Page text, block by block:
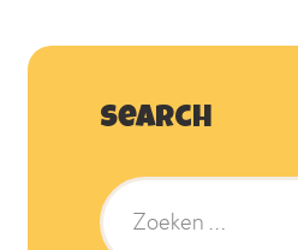
Search